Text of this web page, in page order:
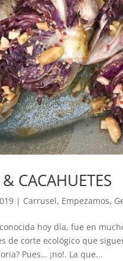
CACAHUETES
| Carrusel, Empezamos,
hoy día, fue en
de corte ecológico que
Pues… ¡no!. La que...